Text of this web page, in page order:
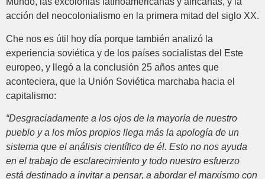
acción del neocolonialismo en la primera mitad del siglo XX.
Che nos es útil hoy día porque también analizó la
experiencia soviética y de los países socialistas del Este
europeo, y llegó a la conclusión 25 años antes que
aconteciera, que la Unión Soviética marchaba hacia el
capitalismo:
“Desgraciadamente a los ojos de la mayoría de nuestro
pueblo y a los míos propios llega más la apología de un
sistema que el análisis científico de él. Esto no nos ayuda
en el trabajo de esclarecimiento y todo nuestro esfuerzo
está destinado a invitar a pensar, a abordar el marxismo con